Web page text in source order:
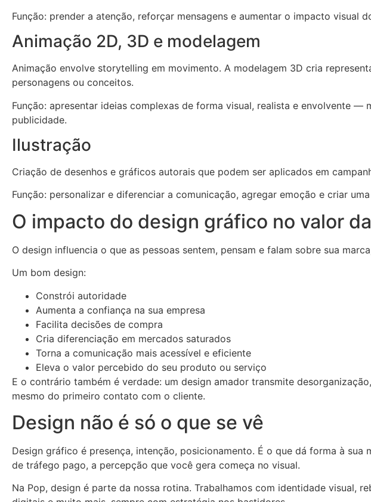
Função: prender a atenção, reforçar mensagens e aumentar o impacto visual
Animação 2D, 3D e modelagem
Animação envolve storytelling em movimento. A modelagem 3D cria
personagens ou conceitos.
Função: apresentar ideias complexas de forma visual, realista e envolvente
publicidade.
Ilustração
Criação de desenhos e gráficos autorais que podem ser aplicados em
Função: personalizar e diferenciar a comunicação, agregar emoção e criar
O impacto do design gráfico no valor
O design influencia o que as pessoas sentem, pensam e falam sobre sua
Um bom design:
Constrói autoridade
Aumenta a confiança na sua empresa
Facilita decisões de compra
Cria diferenciação em mercados saturados
Torna a comunicação mais acessível e eficiente
Eleva o valor percebido do seu produto ou serviço
E o contrário também é verdade: um design amador transmite
mesmo do primeiro contato com o cliente.
Design não é só o que se vê
Design gráfico é presença, intenção, posicionamento. É o que dá forma à
de tráfego pago, a percepção que você gera começa no visual.
Na Pop, design é parte da nossa rotina. Trabalhamos com identidade visual,